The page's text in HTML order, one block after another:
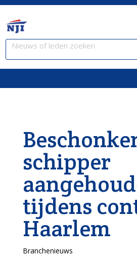
schipper
tijdens
Haarlem
Branchenieuws